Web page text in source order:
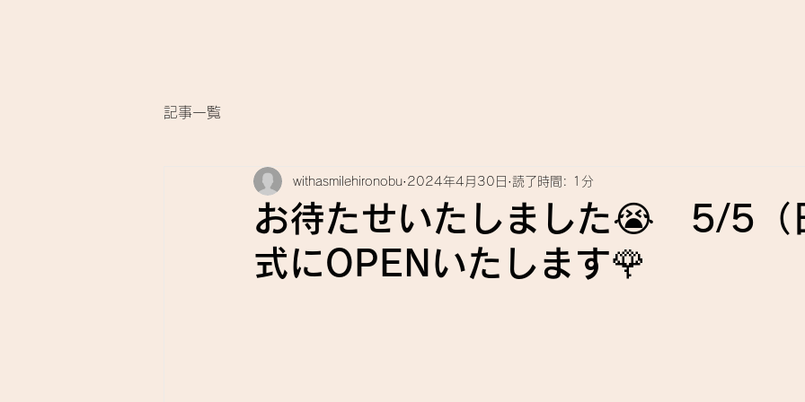
記事一覧
お待たせいたしました😭 5/5（
式にOPENいたします🌹
withasmilehironobu 2024年4月30日 読了時間: 1分